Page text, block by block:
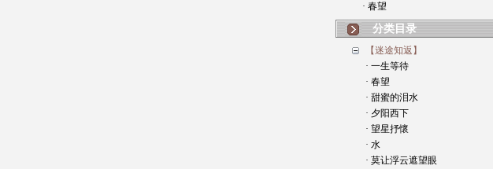
· 春望
分类目录
【迷途知返】
· 一生等待
· 春望
· 甜蜜的泪水
· 夕阳西下
· 望星抒懷
· 水
· 莫让浮云遮望眼